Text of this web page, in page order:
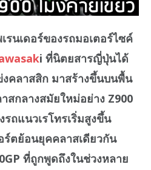
รนเดอร์ของรถมอเตอร์ไซค์
i ที่นิตยสารญี่ปุ่นได้
คลาสสิก มาสร้างขึ้นบนพื้น
สกลางสมัยใหม่อย่าง Z900
ถแนวเรโทรเริ่มสูงขึ้น
ตย้อนยุคคลาสเดียวกัน
ที่ถูกพูดถึงในช่วงหลาย